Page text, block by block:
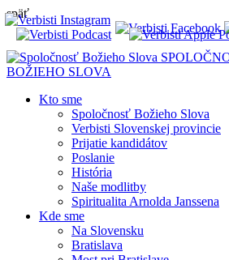
späť
BOŽIEHO SLOVA
Kto sme
Spoločnosť Božieho Slova
Verbisti Slovenskej provincie
Prijatie kandidátov
Poslanie
História
Naše modlitby
Spiritualita Arnolda Janssena
Kde sme
Na Slovensku
Bratislava